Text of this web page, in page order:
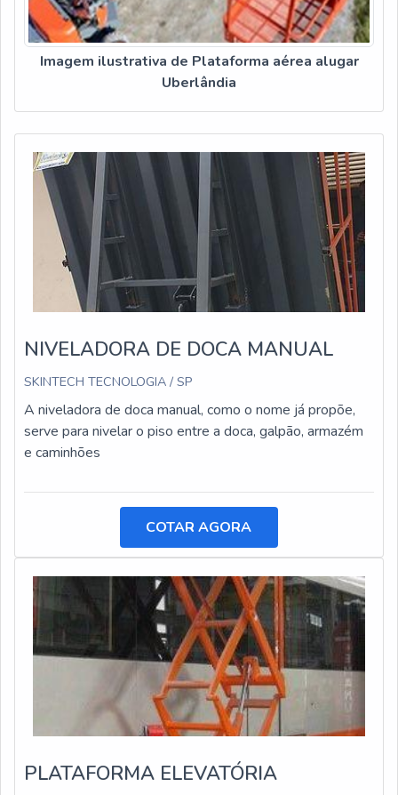
Imagem ilustrativa de Plataforma aérea alugar
Uberlândia
NIVELADORA DE DOCA MANUAL
SKINTECH TECNOLOGIA / SP
A niveladora de doca manual, como o nome já propõe,
serve para nivelar o piso entre a doca, galpão, armazém
e caminhões
COTAR AGORA
PLATAFORMA ELEVATÓRIA